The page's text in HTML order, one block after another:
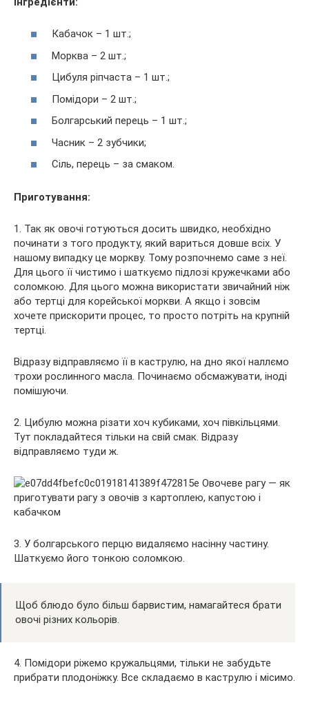
Кабачок – 1 шт.;
Морква – 2 шт.;
Цибуля ріпчаста – 1 шт.;
Помідори – 2 шт.;
Болгарський перець – 1 шт.;
Часник – 2 зубчики;
Сіль, перець – за смаком.
Приготування:
1. Так як овочі готуються досить швидко, необхідно
починати з того продукту, який вариться довше всіх. У
нашому випадку це моркву. Тому розпочнемо саме з неї.
Для цього її чистимо і шаткуємо підлозі кружечками або
соломкою. Для цього можна використати звичайний ніж
або тертці для корейської моркви. А якщо і зовсім
хочете прискорити процес, то просто потріть на крупній
тертці.
Відразу відправляємо її в каструлю, на дно якої наллємо
трохи рослинного масла. Починаємо обсмажувати, іноді
помішуючи.
2. Цибулю можна різати хоч кубиками, хоч півкільцями.
Тут покладайтеся тільки на свій смак. Відразу
відправляємо туди ж.
3. У болгарського перцю видаляємо насінну частину.
Шаткуємо його тонкою соломкою.
Щоб блюдо було більш барвистим, намагайтеся брати
овочі різних кольорів.
4. Помідори ріжемо кружальцями, тільки не забудьте
прибрати плодоніжку. Все складаємо в каструлю і місимо.